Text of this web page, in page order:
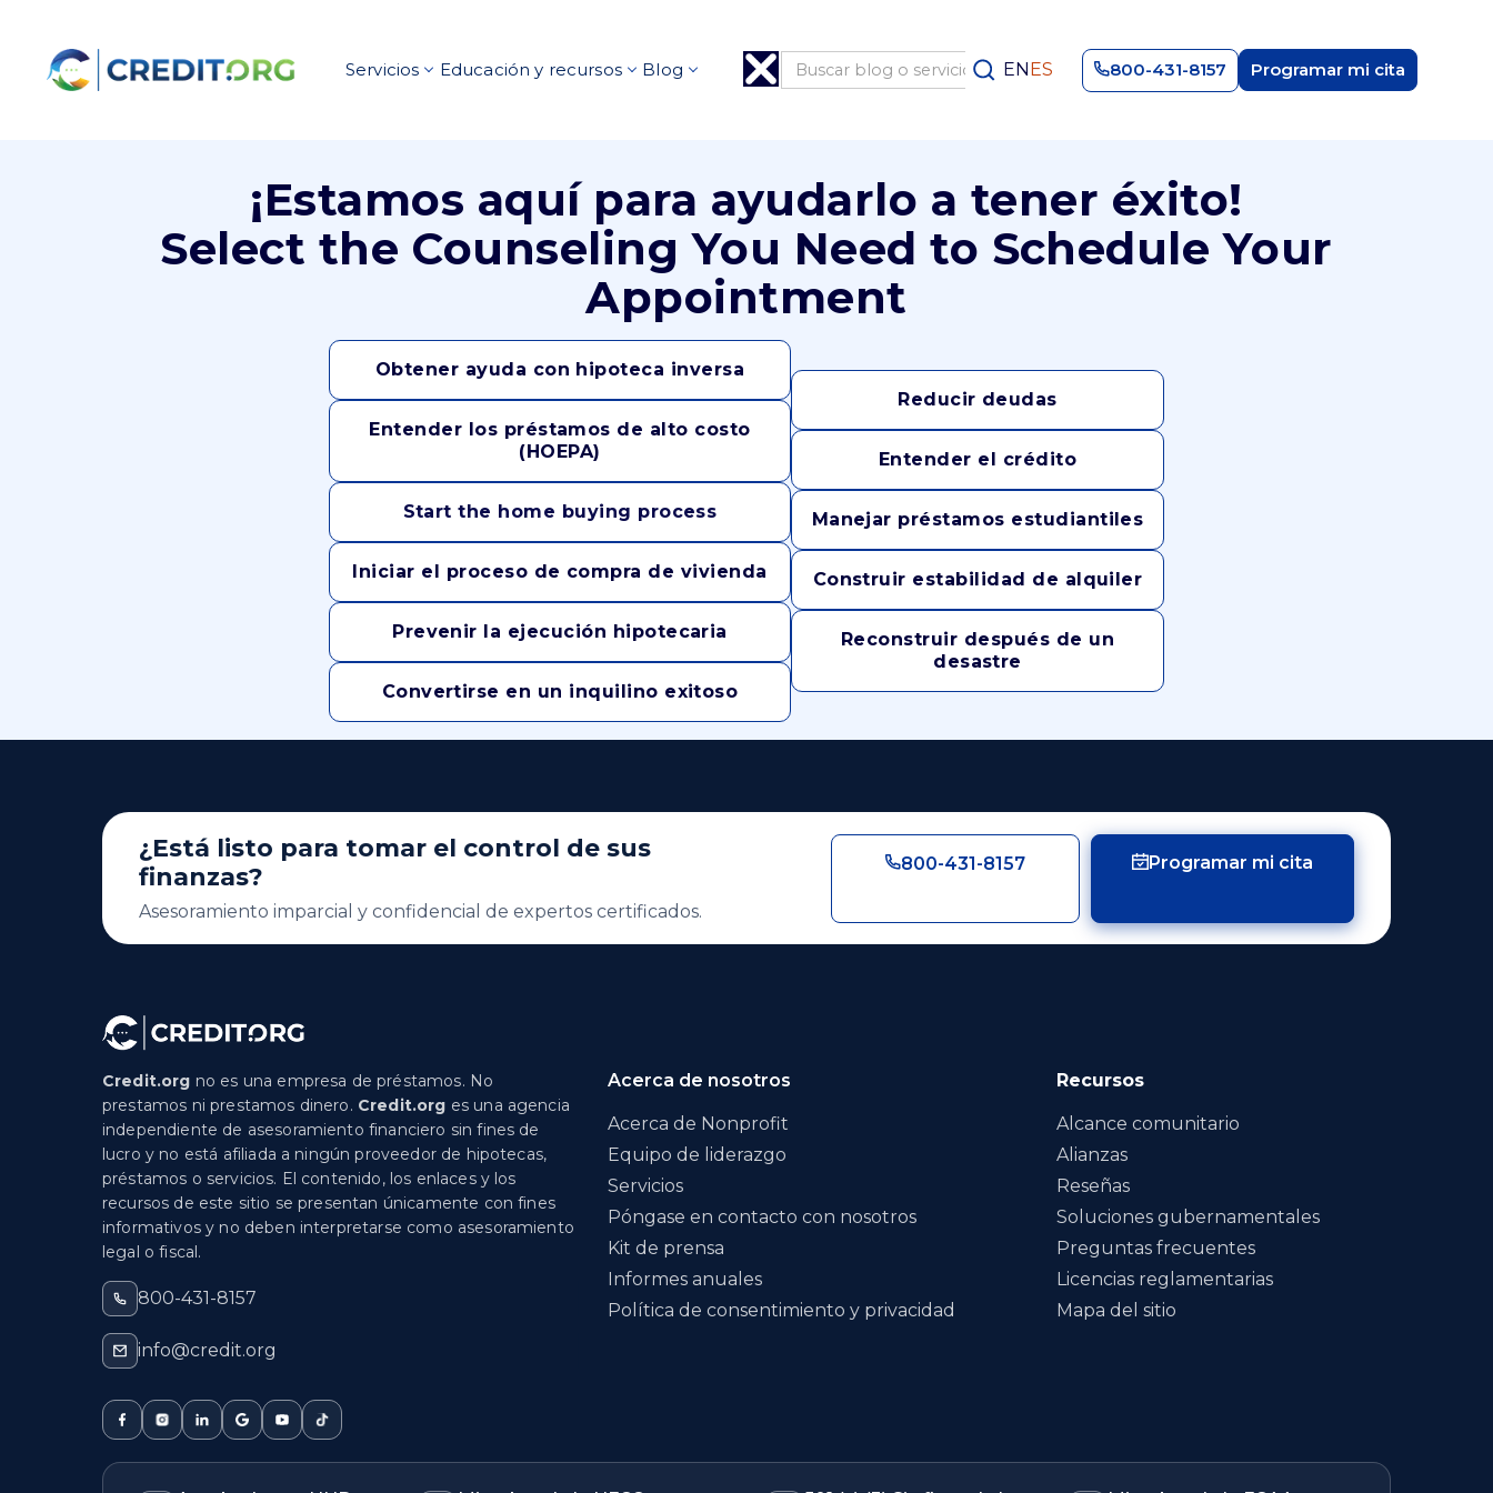
Servicios Educación y recursos Blog ENES 800-431-8157 Programar mi cita
¡Estamos aquí para ayudarlo a tener éxito!
Select the Counseling You Need to Schedule Your
Appointment
Obtener ayuda con hipoteca inversa
Entender los préstamos de alto costo
(HOEPA)
Start the home buying process
Iniciar el proceso de compra de vivienda
Prevenir la ejecución hipotecaria
Convertirse en un inquilino exitoso
Reducir deudas
Entender el crédito
Manejar préstamos estudiantiles
Construir estabilidad de alquiler
Reconstruir después de un
desastre
¿Está listo para tomar el control de sus
finanzas?
Asesoramiento imparcial y confidencial de expertos certificados.
800-431-8157 Programar mi cita
Credit.org no es una empresa de préstamos. No
prestamos ni prestamos dinero. Credit.org es una agencia
independiente de asesoramiento financiero sin fines de
lucro y no está afiliada a ningún proveedor de hipotecas,
préstamos o servicios. El contenido, los enlaces y los
recursos de este sitio se presentan únicamente con fines
informativos y no deben interpretarse como asesoramiento
legal o fiscal.
800-431-8157
info@credit.org
Acerca de nosotros
Acerca de Nonprofit
Equipo de liderazgo
Servicios
Póngase en contacto con nosotros
Kit de prensa
Informes anuales
Política de consentimiento y privacidad
Recursos
Alcance comunitario
Alianzas
Reseñas
Soluciones gubernamentales
Preguntas frecuentes
Licencias reglamentarias
Mapa del sitio